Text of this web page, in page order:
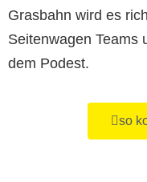
Grasbahn wird es
Seitenwagen Teams
dem Podest.
so